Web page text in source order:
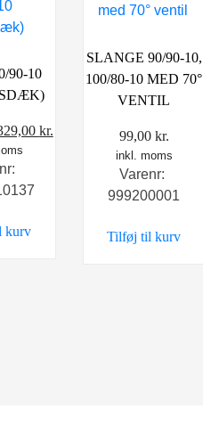
90-10
kr.Den
kurv
SLANGE 90/90-10,
100/80-10 MED 70°
VENTIL
99,00 kr.
inkl. moms
Varenr:
999200001
Tilføj til kurv